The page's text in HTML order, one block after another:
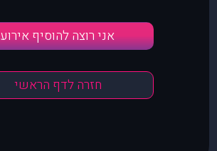
אני רוצה להוסיף אירוע
חזרה לדף הראשי